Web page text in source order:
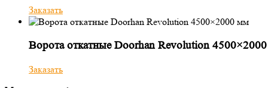
Заказать
Ворота откатные Doorhan Revolution
Заказать